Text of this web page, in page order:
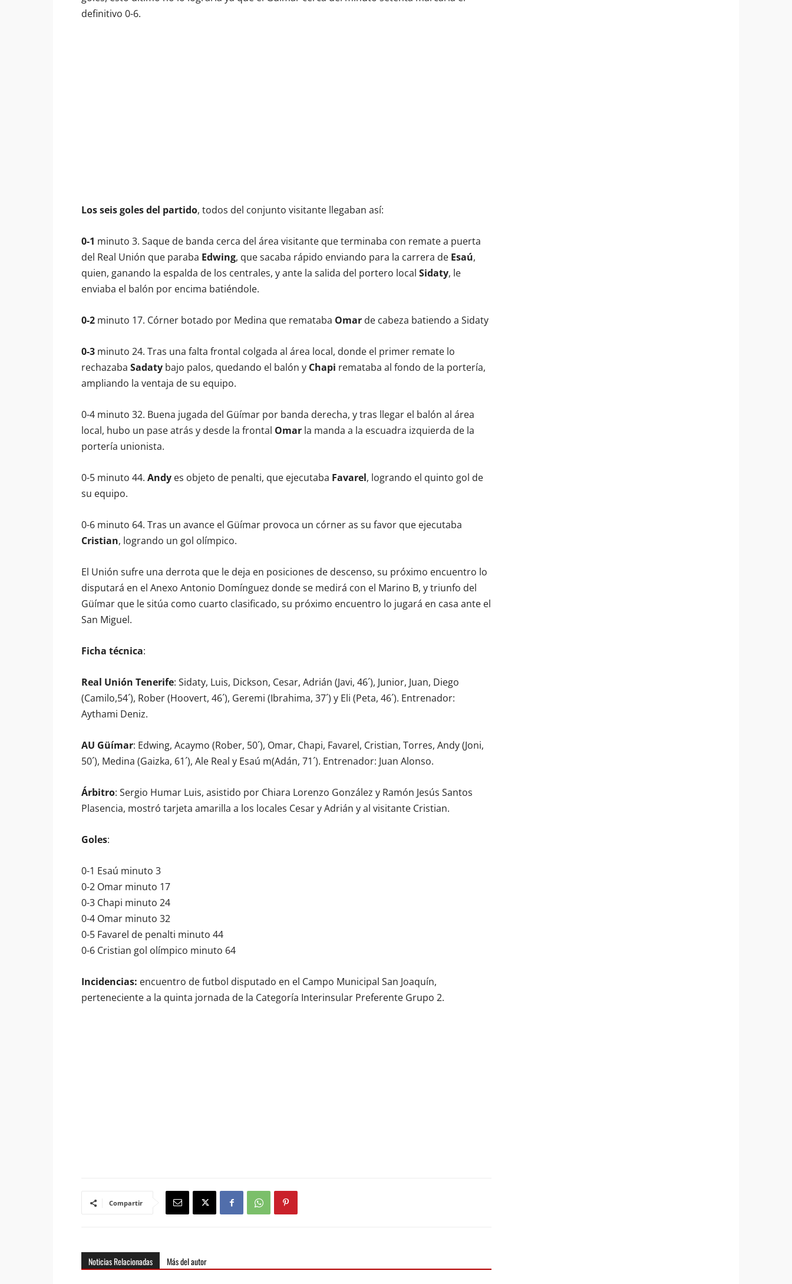
definitivo 0-6.
Los seis goles del partido, todos del conjunto visitante llegaban así:
0-1 minuto 3. Saque de banda cerca del área visitante que terminaba con remate a puerta
del Real Unión que paraba Edwing, que sacaba rápido enviando para la carrera de Esaú,
quien, ganando la espalda de los centrales, y ante la salida del portero local Sidaty, le
enviaba el balón por encima batiéndole.
0-2 minuto 17. Córner botado por Medina que remataba Omar de cabeza batiendo a Sidaty
0-3 minuto 24. Tras una falta frontal colgada al área local, donde el primer remate lo
rechazaba Sadaty bajo palos, quedando el balón y Chapi remataba al fondo de la portería,
ampliando la ventaja de su equipo.
0-4 minuto 32. Buena jugada del Güímar por banda derecha, y tras llegar el balón al área
local, hubo un pase atrás y desde la frontal Omar la manda a la escuadra izquierda de la
portería unionista.
0-5 minuto 44. Andy es objeto de penalti, que ejecutaba Favarel, logrando el quinto gol de
su equipo.
0-6 minuto 64. Tras un avance el Güímar provoca un córner as su favor que ejecutaba
Cristian, logrando un gol olímpico.
El Unión sufre una derrota que le deja en posiciones de descenso, su próximo encuentro lo
disputará en el Anexo Antonio Domínguez donde se medirá con el Marino B, y triunfo del
Güímar que le sitúa como cuarto clasificado, su próximo encuentro lo jugará en casa ante el
San Miguel.
Ficha técnica:
Real Unión Tenerife: Sidaty, Luis, Dickson, Cesar, Adrián (Javi, 46´), Junior, Juan, Diego
(Camilo,54´), Rober (Hoovert, 46´), Geremi (Ibrahima, 37´) y Eli (Peta, 46´). Entrenador:
Aythami Deniz.
AU Güímar: Edwing, Acaymo (Rober, 50´), Omar, Chapi, Favarel, Cristian, Torres, Andy (Joni,
50´), Medina (Gaizka, 61´), Ale Real y Esaú m(Adán, 71´). Entrenador: Juan Alonso.
Árbitro: Sergio Humar Luis, asistido por Chiara Lorenzo González y Ramón Jesús Santos
Plasencia, mostró tarjeta amarilla a los locales Cesar y Adrián y al visitante Cristian.
Goles:
0-1 Esaú minuto 3
0-2 Omar minuto 17
0-3 Chapi minuto 24
0-4 Omar minuto 32
0-5 Favarel de penalti minuto 44
0-6 Cristian gol olímpico minuto 64
Incidencias: encuentro de futbol disputado en el Campo Municipal San Joaquín,
perteneciente a la quinta jornada de la Categoría Interinsular Preferente Grupo 2.
Compartir
Noticias Relacionadas Más del autor